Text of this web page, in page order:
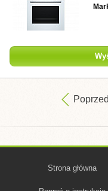
Strona główna